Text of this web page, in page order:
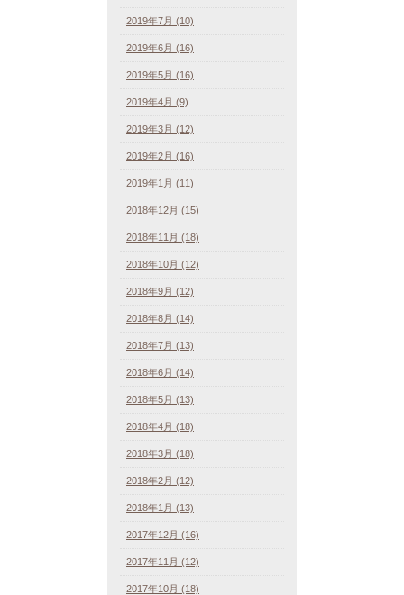
2019年7月 (10)
2019年6月 (16)
2019年5月 (16)
2019年4月 (9)
2019年3月 (12)
2019年2月 (16)
2019年1月 (11)
2018年12月 (15)
2018年11月 (18)
2018年10月 (12)
2018年9月 (12)
2018年8月 (14)
2018年7月 (13)
2018年6月 (14)
2018年5月 (13)
2018年4月 (18)
2018年3月 (18)
2018年2月 (12)
2018年1月 (13)
2017年12月 (16)
2017年11月 (12)
2017年10月 (18)